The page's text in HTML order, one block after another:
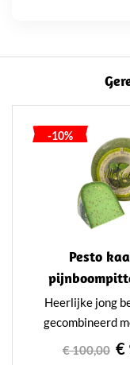
-10%
Pesto
Heerlijke jong
gecombineerd
groene pesto.
toevoeging
€ 100,00 €